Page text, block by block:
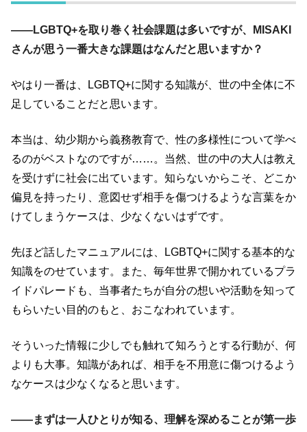
――LGBTQ+を取り巻く社会課題は多いですが、MISAKI
さんが思う一番大きな課題はなんだと思いますか？
やはり一番は、LGBTQ+に関する知識が、世の中全体に不
足していることだと思います。
本当は、幼少期から義務教育で、性の多様性について学べ
るのがベストなのですが……。当然、世の中の大人は教え
を受けずに社会に出ています。知らないからこそ、どこか
偏見を持ったり、意図せず相手を傷つけるような言葉をか
けてしまうケースは、少なくないはずです。
先ほど話したマニュアルには、LGBTQ+に関する基本的な
知識をのせています。また、毎年世界で開かれているプラ
イドパレードも、当事者たちが自分の想いや活動を知って
もらいたい目的のもと、おこなわれています。
そういった情報に少しでも触れて知ろうとする行動が、何
よりも大事。知識があれば、相手を不用意に傷つけるよう
なケースは少なくなると思います。
――まずは一人ひとりが知る、理解を深めることが第一歩